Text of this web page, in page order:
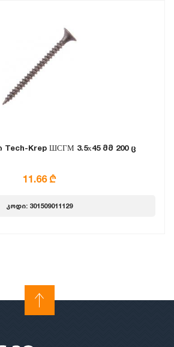
Krep ШСГМ 3.5х45 მმ 200 ც
11.66 ₾
კოდი: 301509011129